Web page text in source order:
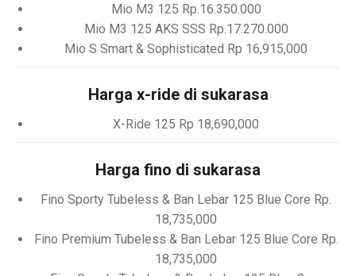
Mio M3 125 Rp.16.350.000
Mio M3 125 AKS SSS Rp.17.270.000
Mio S Smart & Sophisticated Rp 16,915,000
Harga x-ride di sukarasa
X-Ride 125 Rp 18,690,000
Harga fino di sukarasa
Fino Sporty Tubeless & Ban Lebar 125 Blue Core Rp.
18,735,000
Fino Premium Tubeless & Ban Lebar 125 Blue Core Rp.
18,735,000